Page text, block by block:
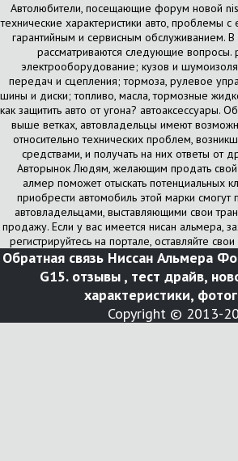
Автолюбители, посещающие форум новой
технические характеристики авто, проблемы
гарантийным и сервисным обслуживанием. В
рассматриваются следующие вопросы.
электрооборудование; кузов и
передач и сцепления; тормоза, рулевое
шины и диски; топливо, масла, тормозные
как защитить авто от угона? автоаксессуары.
выше ветках, автовладельцы имеют
относительно технических проблем,
средствами, и получать на них ответы от
Авторынок Людям, желающим продать
алмер поможет отыскать потенциальных
приобрести автомобиль этой марки смогут
автовладельцами, выставляющими свои
продажу. Если у вас имеется нисан альмера,
регистрируйтесь на портале, оставляйте
Обратная связь Ниссан Альмера
G15. отзывы , тест драйв,
характеристики,
Copyright © 2013-